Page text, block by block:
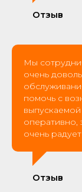
Отзыв
Мы
очень
помочь с
оперативно,
очень радует
Отзыв